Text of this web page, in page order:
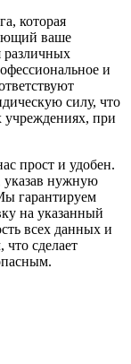
которая
ваше
различных
и
силу, что
учреждениях, при
прост и удобен.
указав нужную
гарантируем
на указанный
всех данных и
что сделает